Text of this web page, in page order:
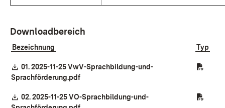
Downloadbereich
Bezeichnung Typ
Download:
01. 2025-11-25 VwV-Sprachbildung-und-
Sprachförderung.pdf
Download:
02. 2025-11-25 VO-Sprachbildung-und-